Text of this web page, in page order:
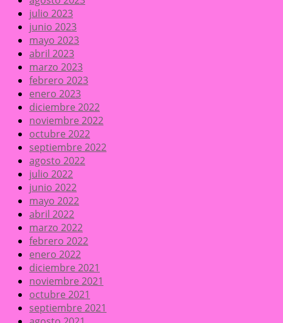
julio 2023
junio 2023
mayo 2023
abril 2023
marzo 2023
febrero 2023
enero 2023
diciembre 2022
noviembre 2022
octubre 2022
septiembre 2022
agosto 2022
julio 2022
junio 2022
mayo 2022
abril 2022
marzo 2022
febrero 2022
enero 2022
diciembre 2021
noviembre 2021
octubre 2021
septiembre 2021